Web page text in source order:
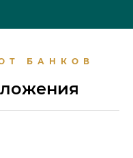
БАНКОВ